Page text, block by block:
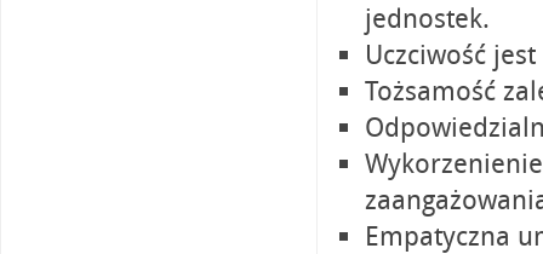
jednostek.
Uczciwość
Tożsamość
Empatyczna